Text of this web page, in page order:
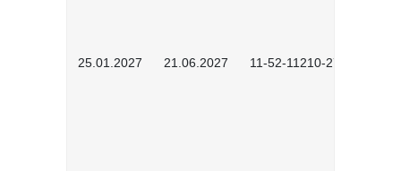
25.01.2027 21.06.2027 11-52-11210-2701